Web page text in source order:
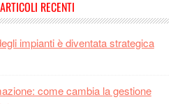
ARTICOLI RECENTI
impianti è diventata strategica
come cambia la gestione